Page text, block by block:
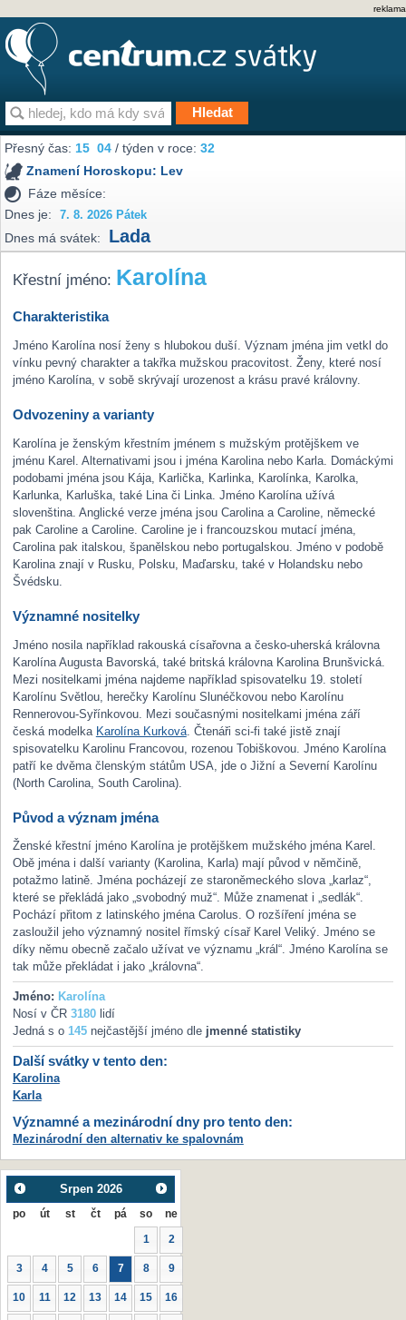
reklama
Přesný čas:15 04 / týden v roce:32
Znamení Horoskopu: Lev
Fáze měsíce:
Dnes je:
7. 8. 2026 Pátek
Dnes má svátek: Lada
Křestní jméno: Karolína
Charakteristika
Jméno Karolína nosí ženy s hlubokou duší. Význam jména jim vetkl do
vínku pevný charakter a takřka mužskou pracovitost. Ženy, které nosí
jméno Karolína, v sobě skrývají urozenost a krásu pravé královny.
Odvozeniny a varianty
Karolína je ženským křestním jménem s mužským protějškem ve
jménu Karel. Alternativami jsou i jména Karolina nebo Karla. Domáckými
podobami jména jsou Kája, Karlička, Karlinka, Karolínka, Karolka,
Karlunka, Karluška, také Lina či Linka. Jméno Karolína užívá
slovenština. Anglické verze jména jsou Carolina a Caroline, německé
pak Caroline a Caroline. Caroline je i francouzskou mutací jména,
Carolina pak italskou, španělskou nebo portugalskou. Jméno v podobě
Karolina znají v Rusku, Polsku, Maďarsku, také v Holandsku nebo
Švédsku.
Významné nositelky
Jméno nosila například rakouská císařovna a česko-uherská královna
Karolína Augusta Bavorská, také britská královna Karolina Brunšvická.
Mezi nositelkami jména najdeme například spisovatelku 19. století
Karolínu Světlou, herečky Karolínu Slunéčkovou nebo Karolínu
Rennerovou-Syřínkovou. Mezi současnými nositelkami jména září
česká modelka Karolína Kurková. Čtenáři sci-fi také jistě znají
spisovatelku Karolinu Francovou, rozenou Tobiškovou. Jméno Karolína
patří ke dvěma členským státům USA, jde o Jižní a Severní Karolínu
(North Carolina, South Carolina).
Původ a význam jména
Ženské křestní jméno Karolína je protějškem mužského jména Karel.
Obě jména i další varianty (Karolina, Karla) mají původ v němčině,
potažmo latině. Jména pocházejí ze staroněmeckého slova „karlaz“,
které se překládá jako „svobodný muž“. Může znamenat i „sedlák“.
Pochází přitom z latinského jména Carolus. O rozšíření jména se
zasloužil jeho významný nositel římský císař Karel Veliký. Jméno se
díky němu obecně začalo užívat ve významu „král“. Jméno Karolína se
tak může překládat i jako „královna“.
Jméno: Karolína
Nosí v ČR 3180lidí
Jedná s o 145nejčastější jméno dle jmenné statistiky
Další svátky v tento den:
Karolina
Karla
Významné a mezinárodní dny pro tento den:
Mezinárodní den alternativ ke spalovnám
Srpen 2026
po út st čt pá so ne
1 2
3 4 5 6 7 8 9
10 11 12 13 14 15 16